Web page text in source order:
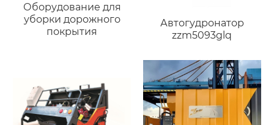
Оборудование для
уборки дорожного
покрытия
Автогудронатор
zzm5093glq